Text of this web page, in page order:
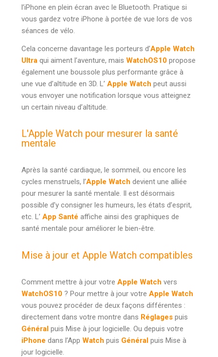
l’iPhone en plein écran avec le Bluetooth. Pratique si
vous gardez votre iPhone à portée de vue lors de vos
séances de vélo.
Cela concerne davantage les porteurs d’Apple Watch
Ultraqui aiment l’aventure, mais WatchOS10propose
également une boussole plus performante grâce à
une vue d’altitude en 3D. L’ Apple Watch peut aussi
vous envoyer une notification lorsque vous atteignez
un certain niveau d’altitude.
L'Apple Watch pour mesurer la santé
mentale
Après la santé cardiaque, le sommeil, ou encore les
cycles menstruels, l’Apple Watch devient une alliée
pour mesurer la santé mentale. Il est désormais
possible d’y consigner les humeurs, les états d’esprit,
etc. L’ App Santé affiche ainsi des graphiques de
santé mentale pour améliorer le bien-être.
Mise à jour et Apple Watch compatibles
Comment mettre à jour votre Apple Watch vers
WatchOS10? Pour mettre à jour votre Apple Watch
vous pouvez procéder de deux façons différentes :
directement dans votre montre dans Réglagespuis
Généralpuis Mise à jour logicielle. Ou depuis votre
iPhone dans l’App Watch puis Généralpuis Mise à
jour logicielle.